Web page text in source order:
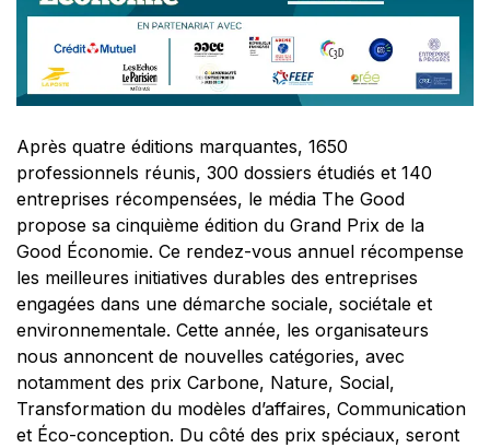
Après quatre éditions marquantes, 1650
professionnels réunis, 300 dossiers étudiés et 140
entreprises récompensées, le média The Good
propose sa cinquième édition du Grand Prix de la
Good Économie. Ce rendez-vous annuel récompense
les meilleures initiatives durables des entreprises
engagées dans une démarche sociale, sociétale et
environnementale. Cette année, les organisateurs
nous annoncent de nouvelles catégories, avec
notamment des prix Carbone, Nature, Social,
Transformation du modèles d’affaires, Communication
et Éco-conception. Du côté des prix spéciaux, seront